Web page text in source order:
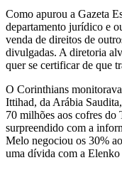
Como apurou a Gazeta
departamento jurídico e
venda de direitos de
divulgadas. A diretoria
quer se certificar de que
O Corinthians
Ittihad, da Arábia
70 milhões aos cofres
surpreendido com a
Melo negociou os 30%
uma dívida com a Elenko